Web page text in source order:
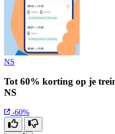
NS
Tot 60% korting op je
NS
-60%